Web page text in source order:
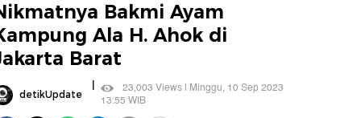
Bakmi Ayam
Ala H. Ahok di
Barat
detikUpdate |
23,003 Views | Minggu, 10 Sep 2023
13:55 WIB